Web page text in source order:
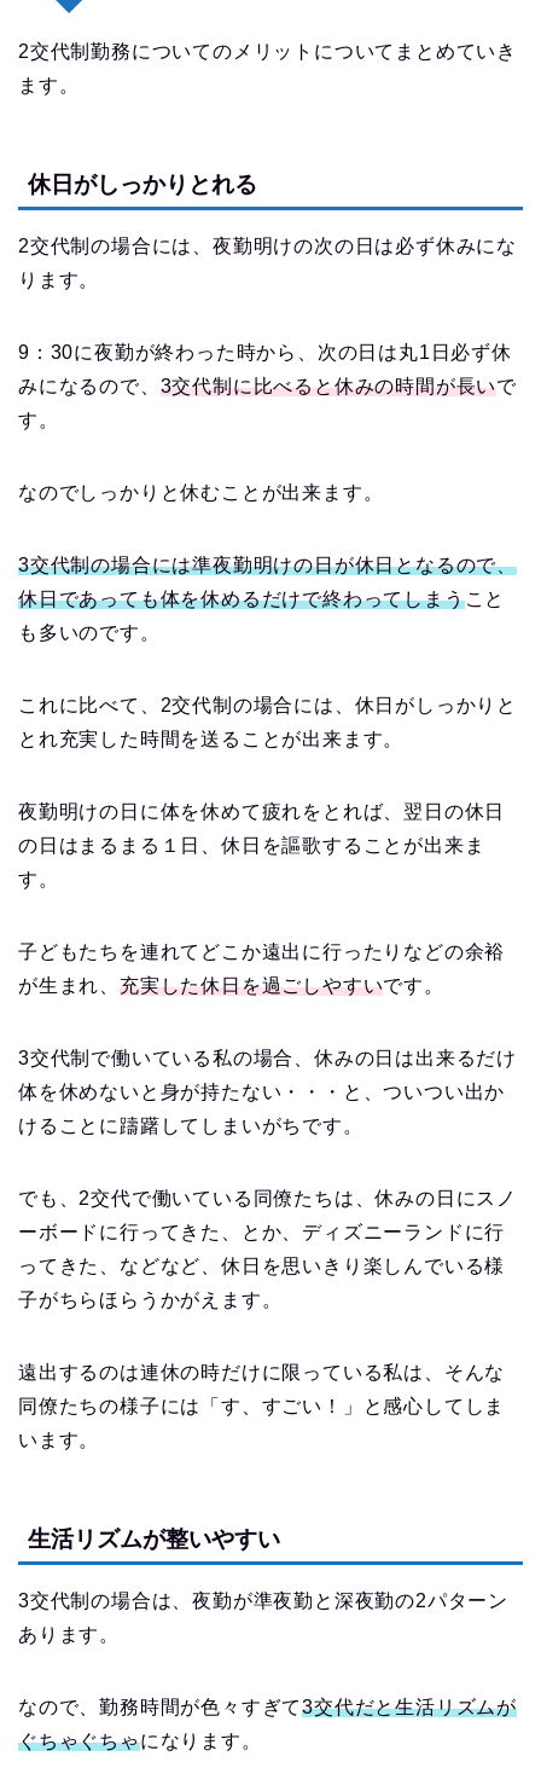
2交代制勤務についてのメリットについてまとめていき
ます。
休日がしっかりとれる
2交代制の場合には、夜勤明けの次の日は必ず休みにな
ります。
9：30に夜勤が終わった時から、次の日は丸1日必ず休
みになるので、 3交代制に比べると休みの時間が長いで
す。
なのでしっかりと休むことが出来ます。
3交代制の場合には準夜勤明けの日が休日となるので、
休日であっても体を休めるだけで終わってしまうこと
も多いのです。
これに比べて、2交代制の場合には、休日がしっかりと
とれ充実した時間を送ることが出来ます。
夜勤明けの日に体を休めて疲れをとれば、翌日の休日
の日はまるまる１日、休日を謳歌することが出来ま
す。
子どもたちを連れてどこか遠出に行ったりなどの余裕
が生まれ、 充実した休日を過ごしやすいです。
3交代制で働いている私の場合、休みの日は出来るだけ
体を休めないと身が持たない・・・と、ついつい出か
けることに躊躇してしまいがちです。
でも、2交代で働いている同僚たちは、休みの日にスノ
ーボードに行ってきた、とか、ディズニーランドに行
ってきた、などなど、休日を思いきり楽しんでいる様
子がちらほらうかがえます。
遠出するのは連休の時だけに限っている私は、そんな
同僚たちの様子には「す、すごい！」と感心してしま
います。
生活リズムが整いやすい
3交代制の場合は、夜勤が準夜勤と深夜勤の2パターン
あります。
なので、勤務時間が色々すぎて3交代だと生活リズムが
ぐちゃぐちゃになります。